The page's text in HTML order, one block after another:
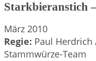
Starkbieranstich
März 2010
Regie: Paul Herdrich
Stammwürze-Team